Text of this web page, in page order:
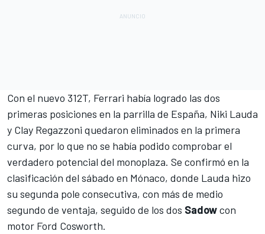
Con el nuevo 312T, Ferrari había logrado las dos
primeras posiciones en la parrilla de España, Niki Lauda
y Clay Regazzoni quedaron eliminados en la primera
curva, por lo que no se había podido comprobar el
verdadero potencial del monoplaza. Se confirmó en la
clasificación del sábado en Mónaco, donde Lauda hizo
su segunda pole consecutiva, con más de medio
segundo de ventaja, seguido de los dos Sadowcon
motor Ford Cosworth.